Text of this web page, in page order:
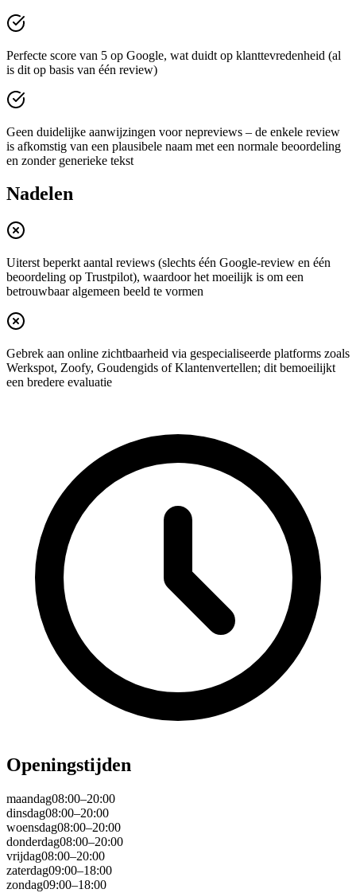
Perfecte score van 5 op Google, wat duidt op klanttevredenheid (al
is dit op basis van één review)
Geen duidelijke aanwijzingen voor nepreviews – de enkele review
is afkomstig van een plausibele naam met een normale beoordeling
en zonder generieke tekst
Nadelen
Uiterst beperkt aantal reviews (slechts één Google‐review en één
beoordeling op Trustpilot), waardoor het moeilijk is om een
betrouwbaar algemeen beeld te vormen
Gebrek aan online zichtbaarheid via gespecialiseerde platforms zoals
Werkspot, Zoofy, Goudengids of Klantenvertellen; dit bemoeilijkt
een bredere evaluatie
Openingstijden
maandag08:00–20:00
dinsdag08:00–20:00
woensdag08:00–20:00
donderdag08:00–20:00
vrijdag08:00–20:00
zaterdag09:00–18:00
zondag09:00–18:00